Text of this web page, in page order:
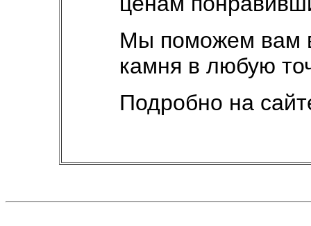
Мы поможем вам
камня в любую
Подробно на